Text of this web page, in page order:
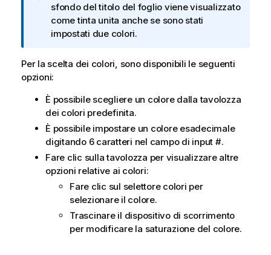
o
t
a
n
f
r
m
a
t
i
c
a
sfondo del titolo del foglio viene visualizzato
come tinta unita anche se sono stati
impostati due colori.
Per la scelta dei colori, sono disponibili le seguenti
opzioni:
È possibile scegliere un colore dalla tavolozza
dei colori predefinita.
È possibile impostare un colore esadecimale
digitando 6 caratteri nel campo di input #.
Fare clic sulla tavolozza per visualizzare altre
opzioni relative ai colori:
Fare clic sul selettore colori per
selezionare il colore.
Trascinare il dispositivo di scorrimento
per modificare la saturazione del colore.